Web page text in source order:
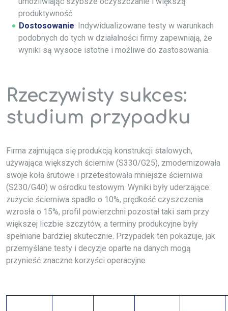
produktywność.
Dostosowanie: Indywidualizowane testy w warunkach
podobnych do tych w działalności firmy zapewniają, że
wyniki są wysoce istotne i możliwe do zastosowania.
Rzeczywisty sukces:
studium przypadku
Firma zajmująca się produkcją konstrukcji stalowych,
używająca większych ścierniw (S330/G25), zmodernizowała
swoje koła śrutowe i przetestowała mniejsze ścierniwa
(S230/G40) w ośrodku testowym. Wyniki były uderzające:
zużycie ścierniwa spadło o 10%, prędkość czyszczenia
wzrosła o 15%, profil powierzchni pozostał taki sam przy
większej liczbie szczytów, a terminy produkcyjne były
spełniane bardziej skutecznie. Przypadek ten pokazuje, jak
przemyślane testy i decyzje oparte na danych mogą
przynieść znaczne korzyści operacyjne.